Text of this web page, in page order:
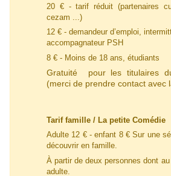
20 € - tarif réduit (partenaires
cezam ...)
12 € - demandeur d’emploi,
accompagnateur PSH
8 € - Moins de 18 ans, étudiants
Gratuité pour les titulaires
(merci de prendre contact avec
Tarif famille / La petite Comédie
Adulte 12 € - enfant 8 € Sur une
découvrir en famille.
À partir de deux personnes dont
adulte.